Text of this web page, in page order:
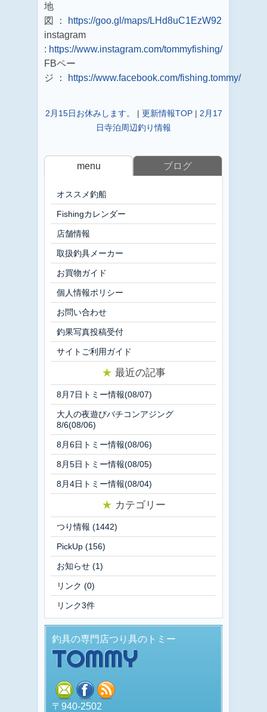
地
図 ：
https://goo.gl/maps/LHd8uC1EzW92
instagram
: https://www.instagram.com/tommyfishing/
FBペー
ジ ：
https://www.facebook.com/fishing.tommy/
2月15日お休みします。 | 更新情報TOP| 2月17
日寺泊周辺釣り情報
menu ブログ
オススメ釣船
Fishingカレンダー
店舗情報
取扱釣具メーカー
お買物ガイド
個人情報ポリシー
お問い合わせ
釣果写真投稿受付
サイトご利用ガイド
★ 最近の記事
8月7日トミー情報(08/07)
大人の夜遊びバチコンアジング
8/6(08/06)
8月6日トミー情報(08/06)
8月5日トミー情報(08/05)
8月4日トミー情報(08/04)
★ カテゴリー
つり情報 (1442)
PickUp (156)
お知らせ (1)
リンク (0)
リンク3件
釣具の専門店つり具のトミー
TOMMY
mail facebook
〒940-2502